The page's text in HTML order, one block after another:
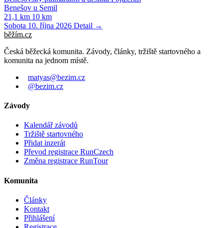
Benešov u Semil
21,1 km 10 km
Sobota 10. října 2026 Detail →
běžím.cz
Česká běžecká komunita. Závody, články, tržiště startovného a
komunita na jednom místě.
matyas@bezim.cz
@bezim.cz
Závody
Kalendář závodů
Tržiště startovného
Přidat inzerát
Převod registrace RunCzech
Změna registrace RunTour
Komunita
Články
Kontakt
Přihlášení